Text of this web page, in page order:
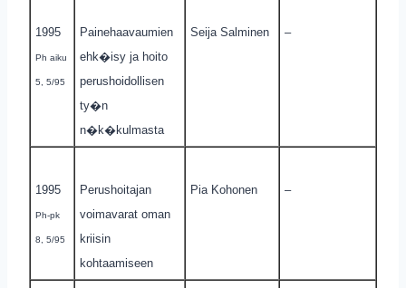
1995
Ph aiku
5, 5/95
Painehaavaumien
ehk�isy ja hoito
perushoidollisen
ty�n
n�k�kulmasta
Seija Salminen –
1995
Ph-pk
8, 5/95
Perushoitajan
voimavarat oman
kriisin
kohtaamiseen
Pia Kohonen –